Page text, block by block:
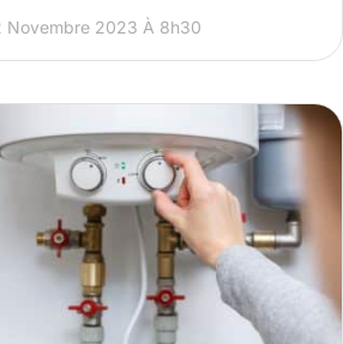
Novembre 2023 À 8h30